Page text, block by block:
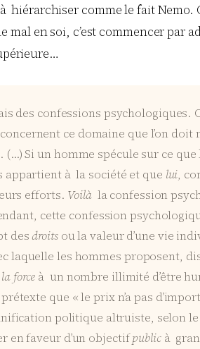
hiérarchiser comme le fait
en soi, c’est commencer par
des confessions psychologiques.
ce domaine que l’on doit
Si un homme spécule sur ce que
appartient à la société et que lui,
efforts. Voilà la confession
cette confession
des droitsou la valeur d’une vie
laquelle les hommes proposent,
force à un nombre illimité d’être
que « le prix n’a pas
politique altruiste, selon
en faveur d’un objectifpublicà